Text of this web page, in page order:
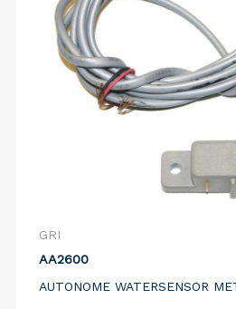
GRI
AA2600
AUTONOME WATERSENSOR